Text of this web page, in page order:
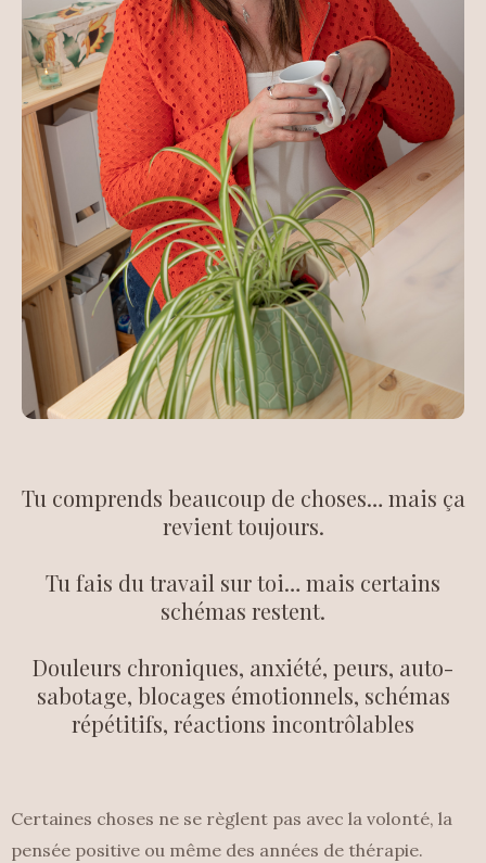
Tu comprends beaucoup de choses… mais ça
revient toujours.
Tu fais du travail sur toi… mais certains
schémas restent.
Douleurs chroniques, anxiété, peurs, auto-
sabotage, blocages émotionnels, schémas
répétitifs, réactions incontrôlables
Certaines choses ne se règlent pas avec la volonté, la
pensée positive ou même des années de thérapie.